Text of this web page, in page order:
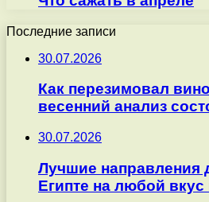
Последние записи
30.07.2026
Как перезимовал
весенний анализ
30.07.2026
Лучшие направления
Египте на любой